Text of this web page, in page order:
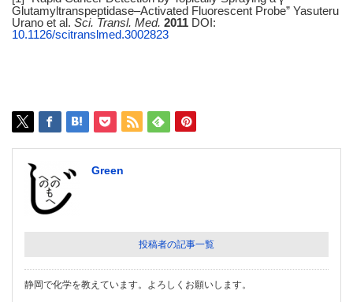
Glutamyltranspeptidase–Activated Fluorescent Probe” Yasuteru
Urano et al. Sci. Transl. Med. 2011 DOI:
10.1126/scitranslmed.3002823
Green
投稿者の記事一覧
静岡で化学を教えています。よろしくお願いします。